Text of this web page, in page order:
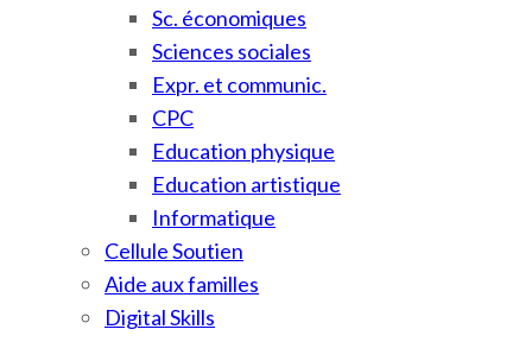
Sc. économiques
Sciences sociales
Expr. et communic.
CPC
Education physique
Education artistique
Informatique
Cellule Soutien
Aide aux familles
Digital Skills